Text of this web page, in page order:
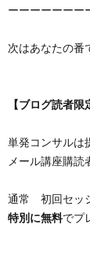
ーーーーーーー
次はあなたの番
【ブログ読者
単発コンサルは
メール講座購読
通常 初回セッ
特別に無料でプ